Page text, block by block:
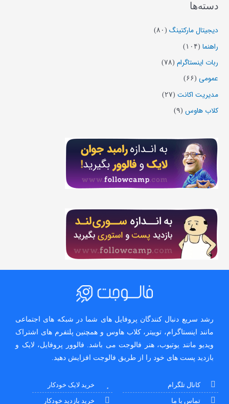
دسته‌ها
دیجیتال مارکتینگ (۸۰)
راهنما (۱۰۴)
ربات اینستاگرام (۷۸)
عمومی (۶۶)
مدیریت اکانت (۲۷)
کلاب هاوس (۹)
رشد سریع دنبال کنندگان پروفایل های شما در شبکه های اجتماعی
مانند اینستاگرام، توییتر، کلاب هاوس و همچنین پلتفرم های اشتراک
ویدیو مانند یوتیوب، هنر فالوجت می باشد. فالوور پروفایل، لایک و
بازدید پست های خود را از طریق فالوجت افزایش دهید.
کانال تلگرام
تماس با ما
خرید لایک خودکار
خرید بازدید خودکار